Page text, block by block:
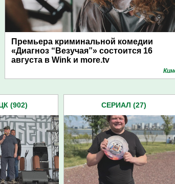
Премьера криминальной комедии
«Диагноз “Везучая”» состоится 16
августа в Wink и more.tv
(902) СЕРИАЛ (27)